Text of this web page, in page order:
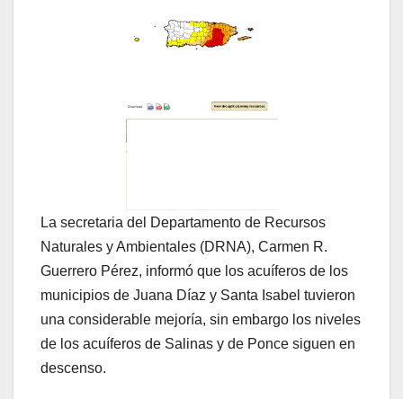
La secretaria del Departamento de Recursos
Naturales y Ambientales (DRNA), Carmen R.
Guerrero Pérez, informó que los acuíferos de los
municipios de Juana Díaz y Santa Isabel tuvieron
una considerable mejoría, sin embargo los niveles
de los acuíferos de Salinas y de Ponce siguen en
descenso.